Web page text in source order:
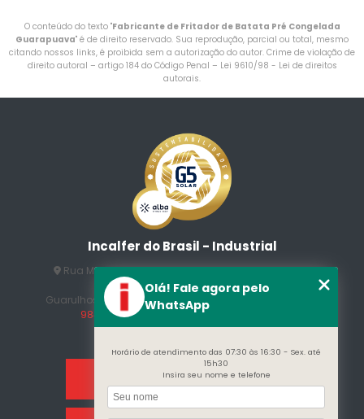
O conteúdo do texto "Fabricante de Fritador de Batata Pré Congelada
Guarapuava" é de direito reservado. Sua reprodução, parcial ou total, mesmo
citando nossos links, é proibida sem a autorização do autor. Crime de violação de
direito autoral – artigo 184 do Código Penal – Lei 9610/98 - Lei de direitos
autorais.
Incalfer do Brasil - Industrial
Rua Manuel Jesus Fernandes , 172 - Jardim Santo
Afonso
Guarulhos - SP - CEP: 07215-230
(11) 3296-7700
98409-5498
contato@incalfer.com.br
Home
Olá! Fale agora pelo
WhatsApp
Horário de atendimento das 07:30 às 16:30 - Sex. até
15h30
Insira seu nome e telefone